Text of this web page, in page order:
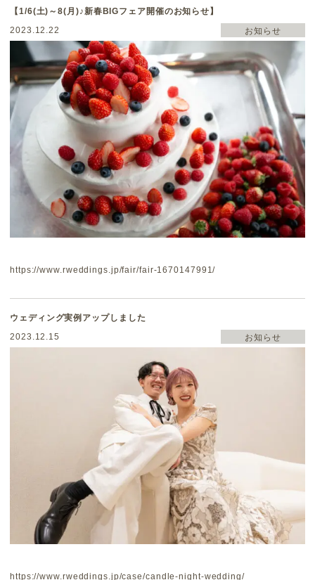
【1/6(土)～8(月)♪新春BIGフェア開催のお知らせ】
2023.12.22
お知らせ
https://www.rweddings.jp/fair/fair-1670147991/
ウェディング実例アップしました
2023.12.15
お知らせ
https://www.rweddings.jp/case/candle-night-wedding/